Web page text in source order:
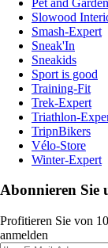
Slowood
Smash-Expert
Sneak'In
Sneakids
Sport is good
Training-Fit
Trek-Expert
Triathlon-
TripnBikers
Vélo-Store
Winter-Expert
Abonnieren Sie
Profitieren Sie von
anmelden